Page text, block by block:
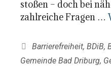
stoßen – doch bei
zahlreiche Fragen …
Kategorien
Barrierefreiheit, BDiB,
Gemeinde Bad Driburg,